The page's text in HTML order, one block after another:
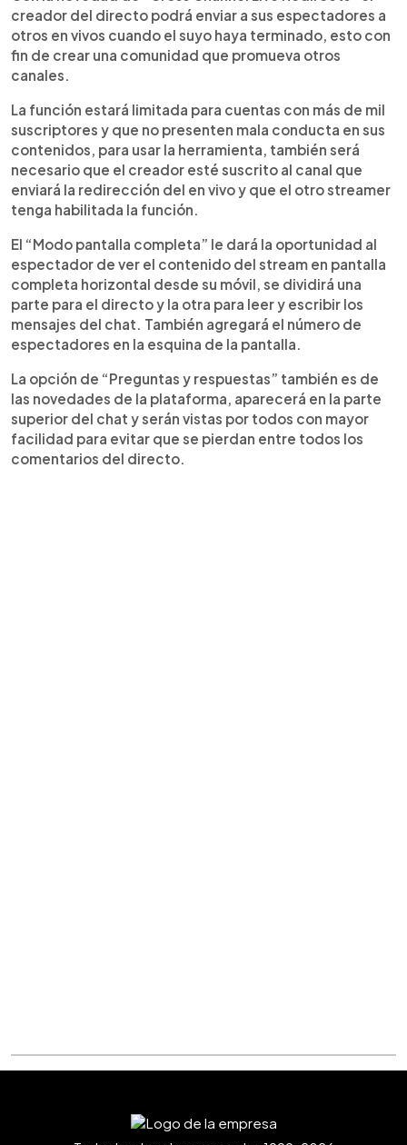
creador del directo podrá enviar a sus espectadores a
otros en vivos cuando el suyo haya terminado, esto con
fin de crear una comunidad que promueva otros
canales.
La función estará limitada para cuentas con más de mil
suscriptores y que no presenten mala conducta en sus
contenidos, para usar la herramienta, también será
necesario que el creador esté suscrito al canal que
enviará la redirección del en vivo y que el otro streamer
tenga habilitada la función.
El “Modo pantalla completa” le dará la oportunidad al
espectador de ver el contenido del stream en pantalla
completa horizontal desde su móvil, se dividirá una
parte para el directo y la otra para leer y escribir los
mensajes del chat. También agregará el número de
espectadores en la esquina de la pantalla.
La opción de “Preguntas y respuestas” también es de
las novedades de la plataforma, aparecerá en la parte
superior del chat y serán vistas por todos con mayor
facilidad para evitar que se pierdan entre todos los
comentarios del directo.